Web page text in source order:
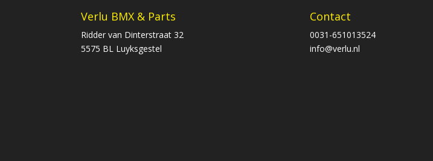
Verlu BMX & Parts
Ridder van Dinterstraat 32
5575 BL Luyksgestel
Contact
0031-651013524
info@verlu.nl